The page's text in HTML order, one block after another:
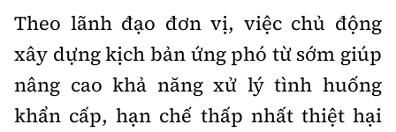
Theo lãnh đạo đơn vị, việc chủ động
xây dựng kịch bản ứng phó từ sớm giúp
nâng cao khả năng xử lý tình huống
khẩn cấp, hạn chế thấp nhất thiệt hại